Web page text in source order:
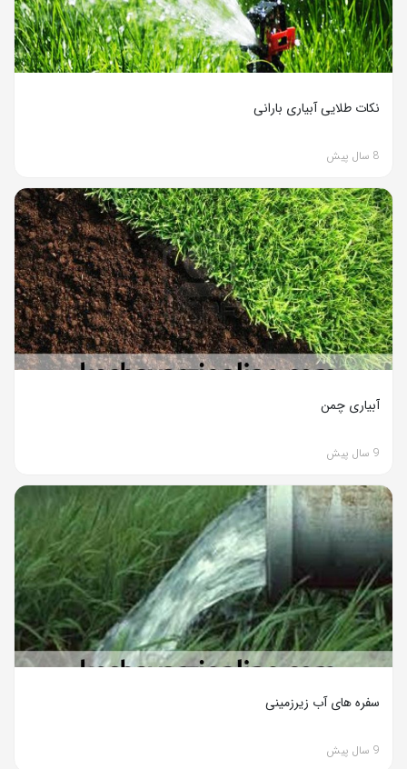
نکات طلایی آبیاری بارانی
8 سال پیش
آبیاری چمن
9 سال پیش
سفره های آب زیرزمینی
9 سال پیش